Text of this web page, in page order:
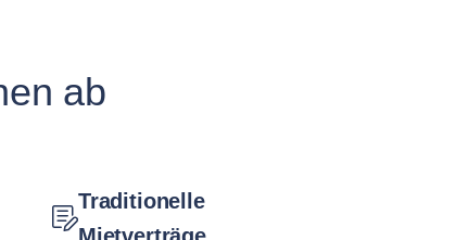
ab
Traditionelle
Mietverträge